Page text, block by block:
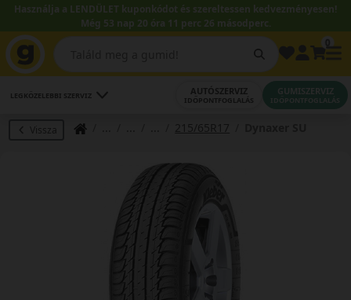
Használja a LENDÜLET kuponkódot és szereltessen kedvezményesen!
Még 53 nap 20 óra 11 perc 26 másodperc.
LEGKÖZELEBBI SZERVIZ AUTÓSZERVIZ
IDŐPONTFOGLALÁS
GUMISZERVIZ
IDŐPONTFOGLALÁS
Vissza 215/65R17